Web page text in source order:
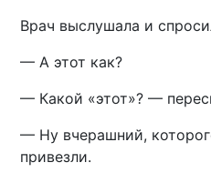
Врач выслушала и
— А этот как?
— Какой «этот»? —
— Ну вчерашний,
привезли.